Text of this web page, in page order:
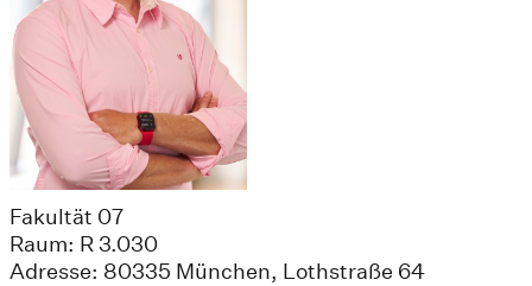
Fakultät 07
Raum: R 3.030
Adresse: 80335 München, Lothstraße 64